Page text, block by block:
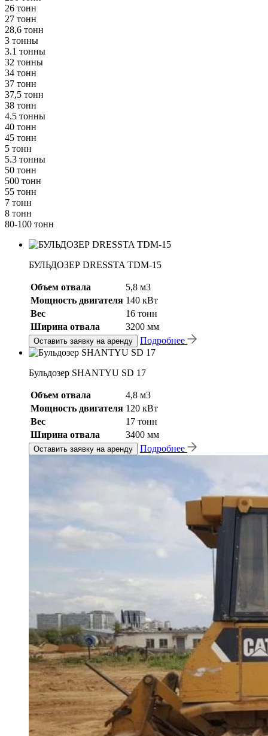
26 тонн
27 тонн
28,6 тонн
3 тонны
3.1 тонны
32 тонны
34 тонн
37 тонн
37,5 тонн
38 тонн
4.5 тонны
40 тонн
45 тонн
5 тонн
5.3 тонны
50 тонн
500 тонн
55 тонн
7 тонн
8 тонн
80-100 тонн
БУЛЬДОЗЕР DRESSTA TDM-15
Объем отвала
5,8 м3
Мощность двигателя 140 кВт
Вес
16 тонн
Ширина отвала
3200 мм
Оставить заявку на аренду Подробнее
Бульдозер SHANTYU SD 17
Объем отвала
4,8 м3
Мощность двигателя 120 кВт
Вес
17 тонн
Ширина отвала
3400 мм
Оставить заявку на аренду Подробнее